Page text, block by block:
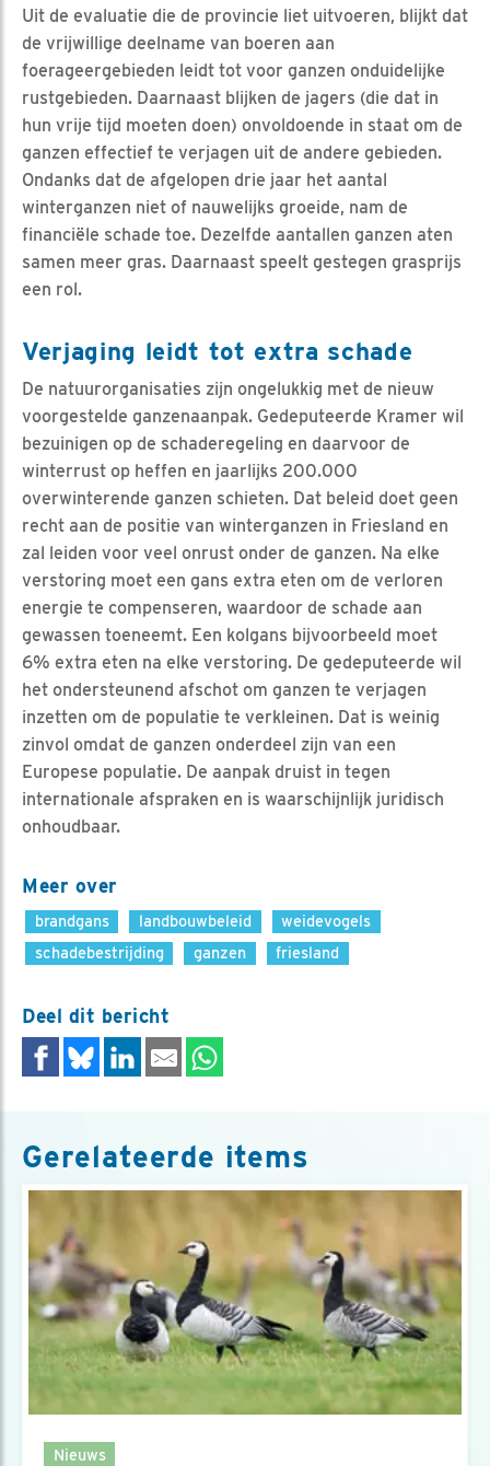
Uit de evaluatie die de provincie liet uitvoeren, blijkt dat
de vrijwillige deelname van boeren aan
foerageergebieden leidt tot voor ganzen onduidelijke
rustgebieden. Daarnaast blijken de jagers (die dat in
hun vrije tijd moeten doen) onvoldoende in staat om de
ganzen effectief te verjagen uit de andere gebieden.
Ondanks dat de afgelopen drie jaar het aantal
winterganzen niet of nauwelijks groeide, nam de
financiële schade toe. Dezelfde aantallen ganzen aten
samen meer gras. Daarnaast speelt gestegen grasprijs
een rol.
Verjaging leidt tot extra schade
De natuurorganisaties zijn ongelukkig met de nieuw
voorgestelde ganzenaanpak. Gedeputeerde Kramer wil
bezuinigen op de schaderegeling en daarvoor de
winterrust op heffen en jaarlijks 200.000
overwinterende ganzen schieten. Dat beleid doet geen
recht aan de positie van winterganzen in Friesland en
zal leiden voor veel onrust onder de ganzen. Na elke
verstoring moet een gans extra eten om de verloren
energie te compenseren, waardoor de schade aan
gewassen toeneemt. Een kolgans bijvoorbeeld moet
6% extra eten na elke verstoring. De gedeputeerde wil
het ondersteunend afschot om ganzen te verjagen
inzetten om de populatie te verkleinen. Dat is weinig
zinvol omdat de ganzen onderdeel zijn van een
Europese populatie. De aanpak druist in tegen
internationale afspraken en is waarschijnlijk juridisch
onhoudbaar.
Meer over
brandgans landbouwbeleid
weidevogels
schadebestrijding
ganzen friesland
Deel dit bericht
Gerelateerde items
Nieuws